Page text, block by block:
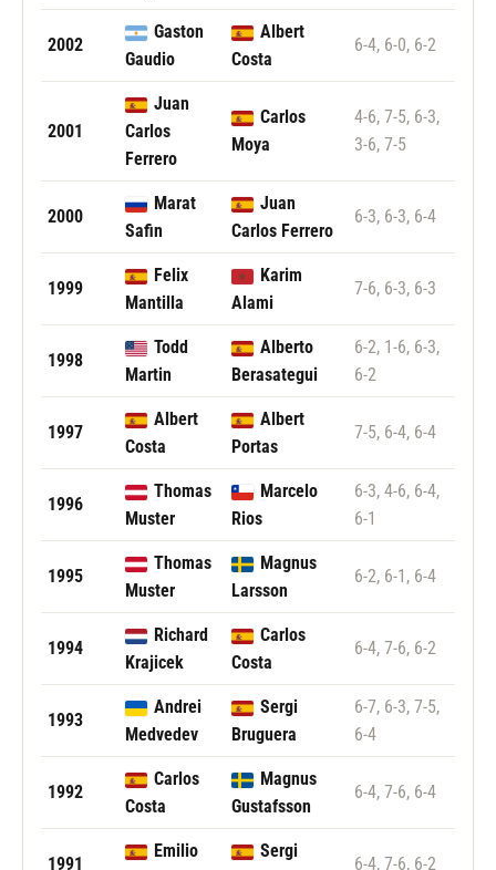
2002
Gaston
Gaudio
Albert
Costa
6-4, 6-0, 6-2
2001
Juan
Carlos
Ferrero
Carlos
Moya
4-6, 7-5, 6-3,
3-6, 7-5
2000
Marat
Safin
Juan
Carlos Ferrero
6-3, 6-3, 6-4
1999
Felix
Mantilla
Karim
Alami
7-6, 6-3, 6-3
1998
Todd
Martin
Alberto
Berasategui
6-2, 1-6, 6-3,
6-2
1997
Albert
Costa
Albert
Portas
7-5, 6-4, 6-4
1996
Thomas
Muster
Marcelo
Rios
6-3, 4-6, 6-4,
6-1
1995
Thomas
Muster
Magnus
Larsson
6-2, 6-1, 6-4
1994
Richard
Krajicek
Carlos
Costa
6-4, 7-6, 6-2
1993
Andrei
Medvedev
Sergi
Bruguera
6-7, 6-3, 7-5,
6-4
1992
Carlos
Costa
Magnus
Gustafsson
6-4, 7-6, 6-4
1991
Emilio
Sergi
6-4, 7-6, 6-2